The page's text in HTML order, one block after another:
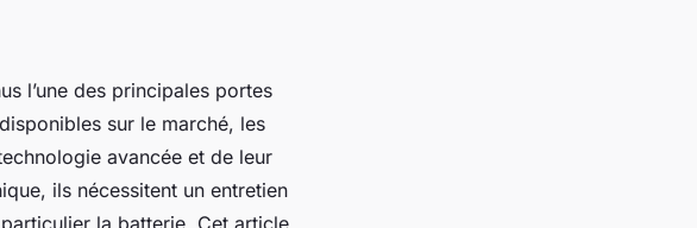
12
l’une des principales portes
sur le marché, les
avancée et de leur
ils nécessitent un entretien
la batterie. Cet article